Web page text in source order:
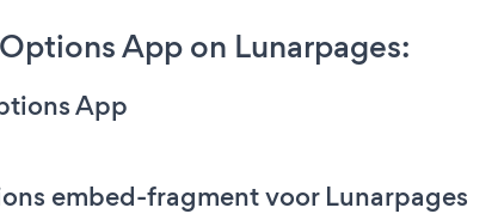
App on Lunarpages:
App
embed-fragment voor Lunarpages